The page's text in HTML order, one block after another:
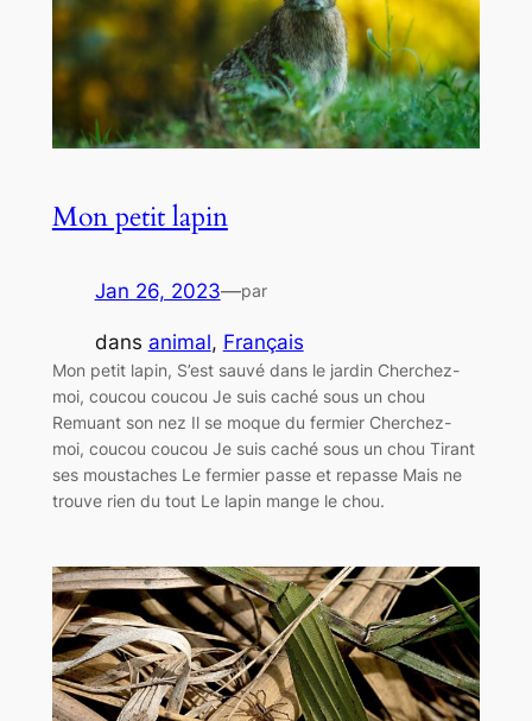
Mon petit lapin
Jan 26, 2023—par
dans animal, Français
Mon petit lapin, S’est sauvé dans le jardin Cherchez-
moi, coucou coucou Je suis caché sous un chou
Remuant son nez Il se moque du fermier Cherchez-
moi, coucou coucou Je suis caché sous un chou Tirant
ses moustaches Le fermier passe et repasse Mais ne
trouve rien du tout Le lapin mange le chou.